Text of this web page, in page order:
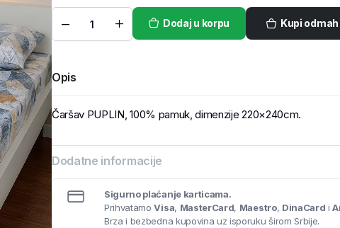
Dodaj u korpu Kupi odmah
Opis
Čaršav PUPLIN, 100% pamuk, dimenzije 220×240cm.
Dodatne informacije
Sigurno plaćanje karticama.
PrihvatamoVisa, MasterCard, Maestro, DinaCard i
Brza i bezbedna kupovina uz isporuku širom Srbije.